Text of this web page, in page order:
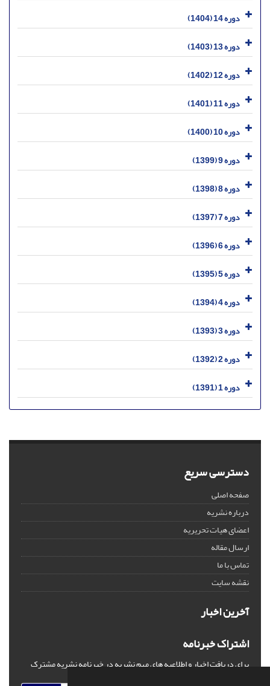
دوره 14 (1404)
دوره 13 (1403)
دوره 12 (1402)
دوره 11 (1401)
دوره 10 (1400)
دوره 9 (1399)
دوره 8 (1398)
دوره 7 (1397)
دوره 6 (1396)
دوره 5 (1395)
دوره 4 (1394)
دوره 3 (1393)
دوره 2 (1392)
دوره 1 (1391)
دسترسی سریع
صفحه اصلی
درباره نشریه
اعضای هیات تحریریه
ارسال مقاله
تماس با ما
نقشه سایت
آخرین اخبار
اشتراک خبرنامه
برای دریافت اخبار و اطلاعیه های مهم نشریه در خبرنامه نشریه مشترک